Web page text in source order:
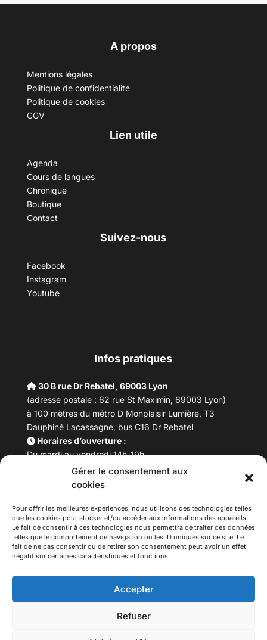
Gérer le consentement aux
cookies
Pour offrir les meilleures expériences, nous utilisons des technologies telles
que les cookies pour stocker et/ou accéder aux informations des appareils.
Le fait de consentir à ces technologies nous permettra de traiter des données
telles que le comportement de navigation ou les ID uniques sur ce site. Le
fait de ne pas consentir ou de retirer son consentement peut avoir un effet
négatif sur certaines caractéristiques et fonctions.
Accepter
Refuser
A propos
Mentions légales
Politique de confidentialité
Politique de cookies
CGV
Lien utile
Agenda
Cours de langues
Chronique
Boutique
Contact
Suivez-nous
Facebook
Instagram
Youtube
Infos pratiques
30 B rue Dr Rebatel, 69003 Lyon
(adresse postale : 62 rue St Maximin, 69003 Lyon)
à 100 mètres du métro D Monplaisir Lumière, T3
Dauphiné Lacassagne, bus C16 Dr Rebatel
Horaires d’ouverture :
Du mardi au vendredi 14h-19h
Samedi 10h –17h
Fermeture lundi
Email : maisondesculturesasiatiques@asiexpo.com